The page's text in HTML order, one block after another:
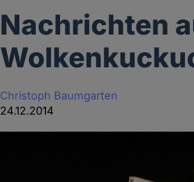
Nachrichten
Christoph Baumgarten
24.12.2014